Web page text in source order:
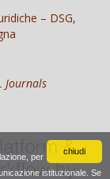
chiudi
per
istituzionale. Se
– DSG,
Journals